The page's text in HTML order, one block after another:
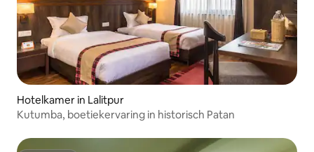
Hotelkamer in Lalitpur
Kutumba, boetiekervaring in historisch Patan